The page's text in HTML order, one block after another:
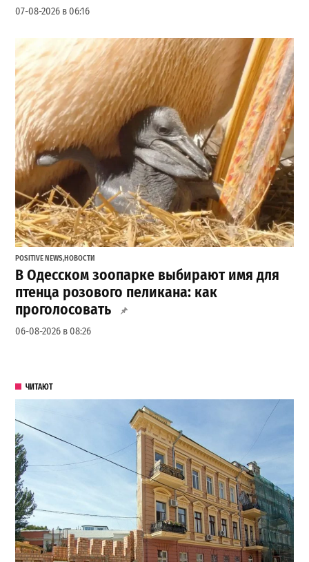
07-08-2026 в 06:16
POSITIVE NEWS,НОВОСТИ
В Одесском зоопарке выбирают имя для
птенца розового пеликана: как
проголосовать
06-08-2026 в 08:26
ЧИТАЮТ